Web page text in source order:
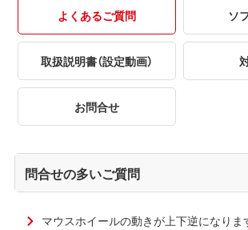
よくあるご質問 ソ
取扱説明書（設定動画）
お問合せ
問合せの多いご質問
マウスホイールの動きが上下逆になりま